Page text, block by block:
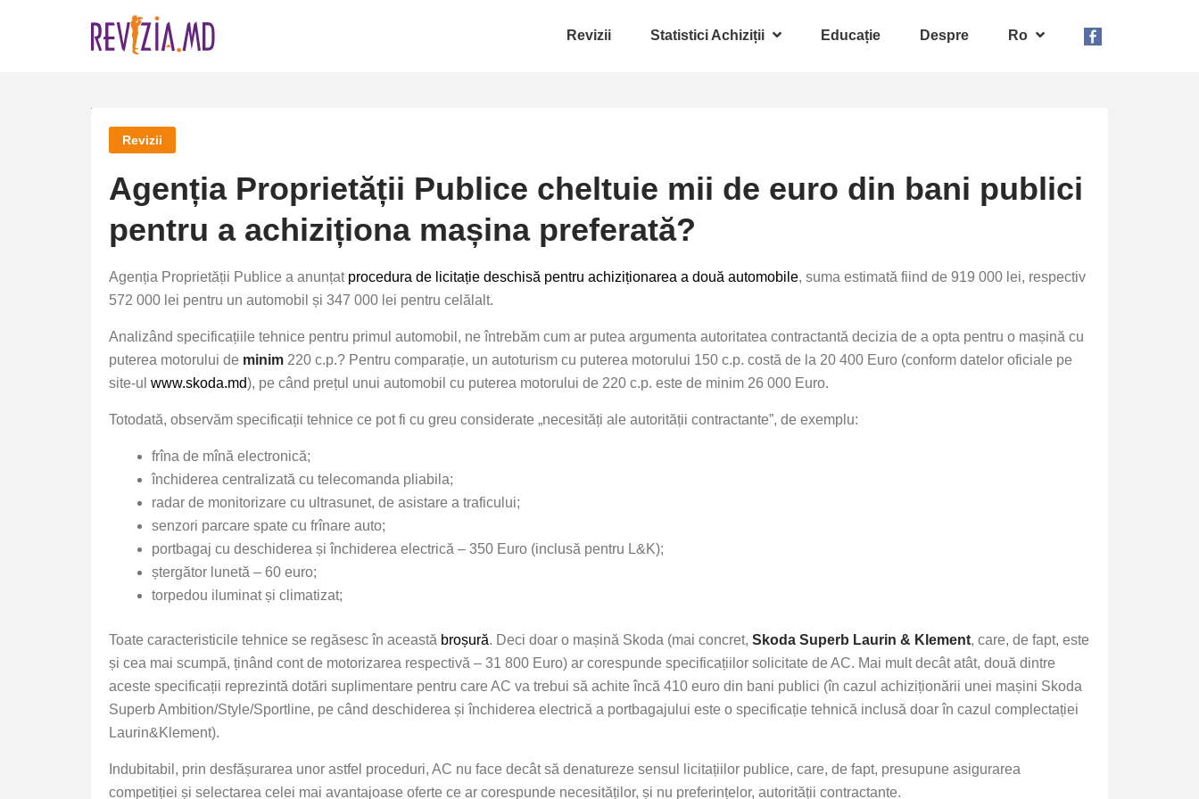
Revizii Statistici Achiziții Educație Despre Ro
Revizii
Agenția Proprietății Publice cheltuie mii de euro din bani publici
pentru a achiziționa mașina preferată?
Agenția Proprietății Publice a anunțat procedura de licitație deschisă pentru achiziționarea a două automobile, suma estimată fiind de 919 000 lei, respectiv
572 000 lei pentru un automobil și 347 000 lei pentru celălalt.
Analizând specificațiile tehnice pentru primul automobil, ne întrebăm cum ar putea argumenta autoritatea contractantă decizia de a opta pentru o mașină cu
puterea motorului de minim 220 c.p.? Pentru comparație, un autoturism cu puterea motorului 150 c.p. costă de la 20 400 Euro (conform datelor oficiale pe
site-ul www.skoda.md), pe când prețul unui automobil cu puterea motorului de 220 c.p. este de minim 26 000 Euro.
Totodată, observăm specificații tehnice ce pot fi cu greu considerate „necesități ale autorității contractante”, de exemplu:
frîna de mînă electronică;
închiderea centralizată cu telecomanda pliabila;
radar de monitorizare cu ultrasunet, de asistare a traficului;
senzori parcare spate cu frînare auto;
portbagaj cu deschiderea și închiderea electrică – 350 Euro (inclusă pentru L&K);
ștergător lunetă – 60 euro;
torpedou iluminat și climatizat;
Toate caracteristicile tehnice se regăsesc în această broșură. Deci doar o mașină Skoda (mai concret, Skoda Superb Laurin & Klement, care, de fapt, este
și cea mai scumpă, ținând cont de motorizarea respectivă – 31 800 Euro) ar corespunde specificațiilor solicitate de AC. Mai mult decât atât, două dintre
aceste specificații reprezintă dotări suplimentare pentru care AC va trebui să achite încă 410 euro din bani publici (în cazul achiziționării unei mașini Skoda
Superb Ambition/Style/Sportline, pe când deschiderea și închiderea electrică a portbagajului este o specificație tehnică inclusă doar în cazul complectației
Laurin&Klement).
Indubitabil, prin desfășurarea unor astfel proceduri, AC nu face decât să denatureze sensul licitațiilor publice, care, de fapt, presupune asigurarea
competiției și selectarea celei mai avantajoase oferte ce ar corespunde necesităților, și nu preferințelor, autorității contractante.